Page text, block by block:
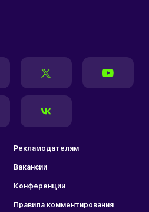
Рекламодателям
Вакансии
Конференции
Правила комментирования